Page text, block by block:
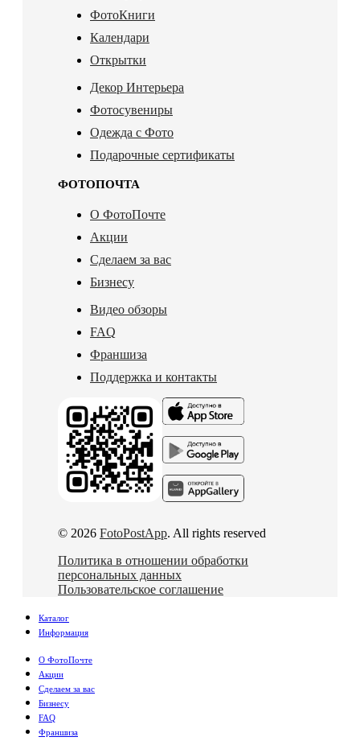
ФотоКниги
Календари
Открытки
Декор Интерьера
Фотосувениры
Одежда с Фото
Подарочные сертификаты
ФОТОПОЧТА
О ФотоПочте
Акции
Сделаем за вас
Бизнесу
Видео обзоры
FAQ
Франшиза
Поддержка и контакты
© 2026 FotoPostApp. All rights reserved
Политика в отношении обработки
персональных данных
Пользовательское соглашение
Каталог
Информация
О ФотоПочте
Акции
Сделаем за вас
Бизнесу
FAQ
Франшиза